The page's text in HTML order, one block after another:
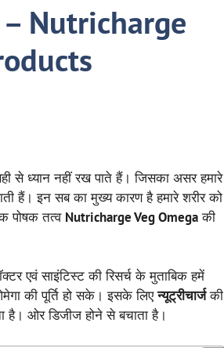
Nutricharge
से ध्यान नहीं रख पाते हैं। जिसका असर हमारे
हैं। इन सब का मुख्य कारण है हमारे शरीर को
पोषक तत्व Nutricharge Veg Omegaकी
एवं साइंटिस्ट की रिसर्च के मुताबिक हमें
की पूर्ति हो सके। इसके लिएन्यूट्रीचार्जकी
है। ओर डिजीज होने से बचाता है।